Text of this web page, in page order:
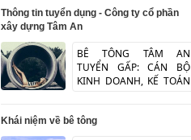
Thông tin tuyển dụng - Công ty cổ phần
xây dựng Tâm An
BÊ TÔNG TÂM AN
TUYỂN GẤP: CÁN BỘ
KINH DOANH, KẾ TOÁN
Khái niệm về bê tông